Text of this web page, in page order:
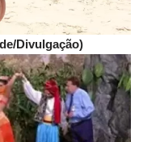
Divulgação)